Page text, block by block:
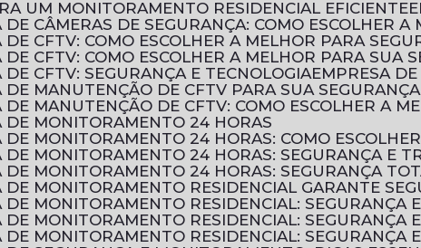
UM MONITORAMENTO RESIDENCIAL EFICIENTE
DE CÂMERAS DE SEGURANÇA: COMO ESCOLHER
DE CFTV: COMO ESCOLHER A MELHOR PARA
DE CFTV: COMO ESCOLHER A MELHOR PARA SUA
DE CFTV: SEGURANÇA E TECNOLOGIA
EMPRESA
DE MANUTENÇÃO DE CFTV PARA SUA SEGURANÇA
DE MANUTENÇÃO DE CFTV: COMO ESCOLHER A
DE MONITORAMENTO 24 HORAS
DE MONITORAMENTO 24 HORAS: COMO
DE MONITORAMENTO 24 HORAS: SEGURANÇA E
DE MONITORAMENTO 24 HORAS: SEGURANÇA
DE MONITORAMENTO RESIDENCIAL GARANTE
DE MONITORAMENTO RESIDENCIAL: SEGURANÇA
DE MONITORAMENTO RESIDENCIAL: SEGURANÇA
DE MONITORAMENTO RESIDENCIAL: